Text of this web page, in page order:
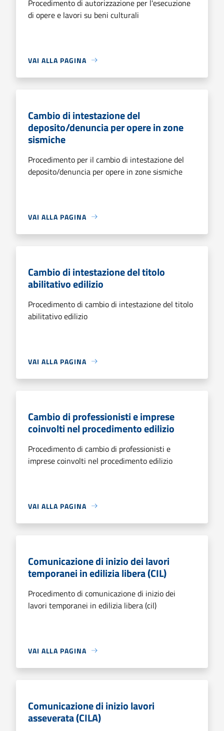
Procedimento di autorizzazione per l'esecuzione
di opere e lavori su beni culturali
VAI ALLA PAGINA
Cambio di intestazione del
deposito/denuncia per opere in zone
sismiche
Procedimento per il cambio di intestazione del
deposito/denuncia per opere in zone sismiche
VAI ALLA PAGINA
Cambio di intestazione del titolo
abilitativo edilizio
Procedimento di cambio di intestazione del titolo
abilitativo edilizio
VAI ALLA PAGINA
Cambio di professionisti e imprese
coinvolti nel procedimento edilizio
Procedimento di cambio di professionisti e
imprese coinvolti nel procedimento edilizio
VAI ALLA PAGINA
Comunicazione di inizio dei lavori
temporanei in edilizia libera (CIL)
Procedimento di comunicazione di inizio dei
lavori temporanei in edilizia libera (cil)
VAI ALLA PAGINA
Comunicazione di inizio lavori
asseverata (CILA)